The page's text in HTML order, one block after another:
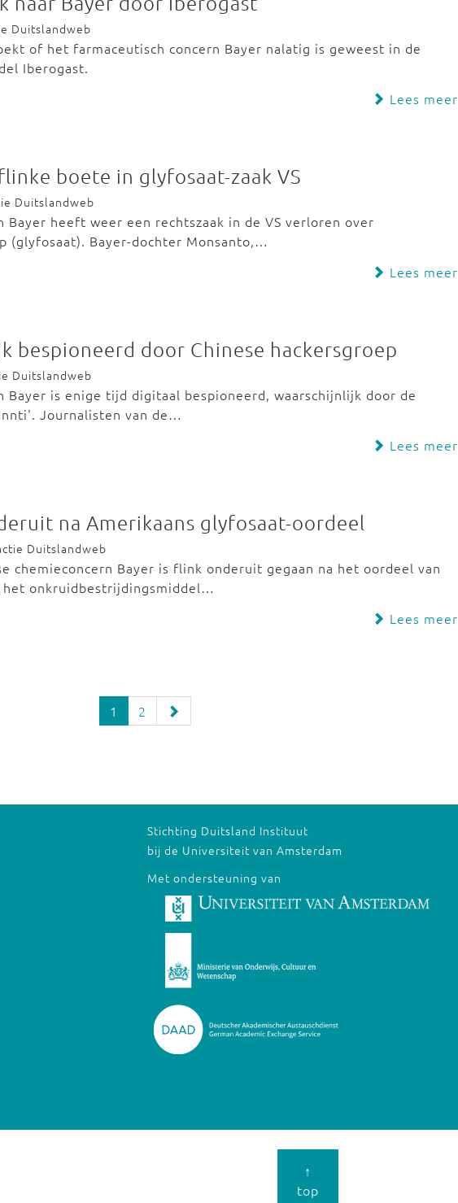
Duitslandweb
of het farmaceutisch concern Bayer nalatig is geweest in de
Iberogast.
Lees meer
boete in glyfosaat-zaak VS
Duitslandweb
Bayer heeft weer een rechtszaak in de VS verloren over
(glyfosaat). Bayer-dochter Monsanto,…
Lees meer
bespioneerd door Chinese hackersgroep
Duitslandweb
Bayer is enige tijd digitaal bespioneerd, waarschijnlijk door de
Journalisten van de…
Lees meer
na Amerikaans glyfosaat-oordeel
Duitslandweb
chemieconcern Bayer is flink onderuit gegaan na het oordeel van
het onkruidbestrijdingsmiddel…
Lees meer
1 2
Stichting Duitsland Instituut
bij de Universiteit van Amsterdam
Met ondersteuning van
↑
top